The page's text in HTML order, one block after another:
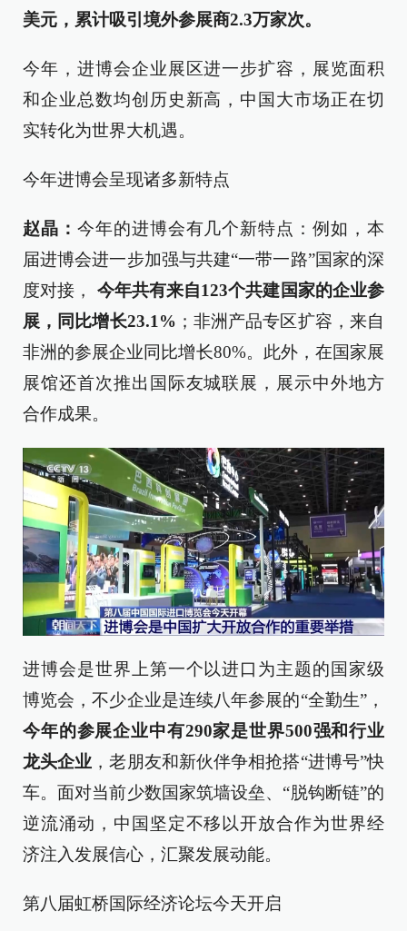
美元，累计吸引境外参展商2.3万家次。
今年，进博会企业展区进一步扩容，展览面积
和企业总数均创历史新高，中国大市场正在切
实转化为世界大机遇。
今年进博会呈现诸多新特点
赵晶： 今年的进博会有几个新特点：例如，本
届进博会进一步加强与共建“一带一路”国家的深
度对接，
今年共有来自123个共建国家的企业参
展，同比增长23.1% ；非洲产品专区扩容，来自
非洲的参展企业同比增长80%。此外，在国家展
展馆还首次推出国际友城联展，展示中外地方
合作成果。
进博会是世界上第一个以进口为主题的国家级
博览会，不少企业是连续八年参展的“全勤生”，
今年的参展企业中有290家是世界500强和行业
龙头企业 ，老朋友和新伙伴争相抢搭“进博号”快
车。面对当前少数国家筑墙设垒、“脱钩断链”的
逆流涌动，中国坚定不移以开放合作为世界经
济注入发展信心，汇聚发展动能。
第八届虹桥国际经济论坛今天开启